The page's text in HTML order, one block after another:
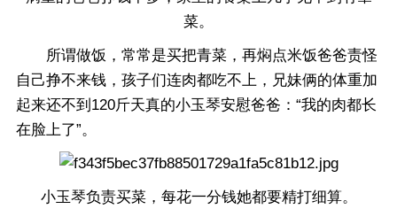
菜。
所谓做饭，常常是买把青菜，再焖点米饭爸爸责怪
自己挣不来钱，孩子们连肉都吃不上，兄妹俩的体重加
起来还不到120斤天真的小玉琴安慰爸爸：“我的肉都长
在脸上了”。
小玉琴负责买菜，每花一分钱她都要精打细算。